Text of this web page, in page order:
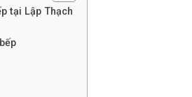
tại Lập Thạch